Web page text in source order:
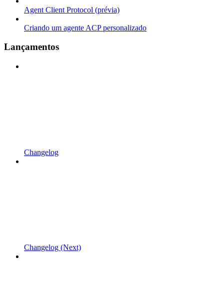
Agent Client Protocol (prévia)
Criando um agente ACP personalizado
Lançamentos
Changelog
Changelog (Next)